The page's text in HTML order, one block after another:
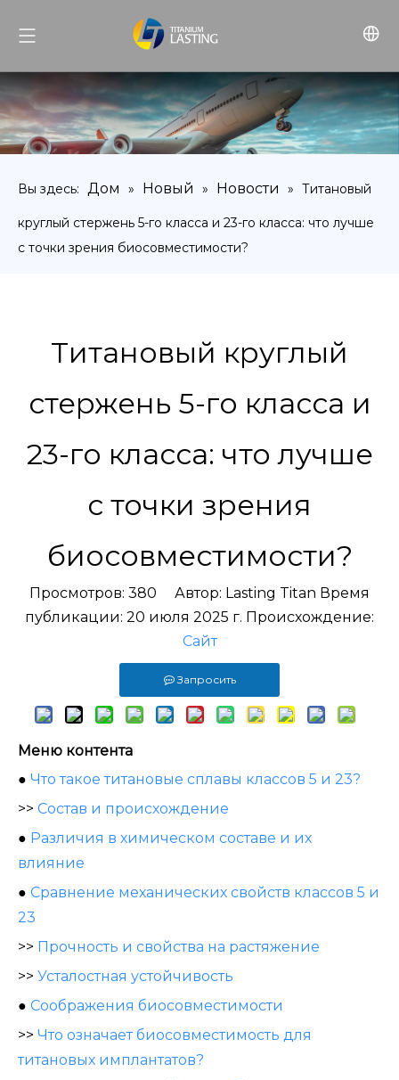
Вы здесь: Дом » Новый » Новости » Титановый
круглый стержень 5-го класса и 23-го класса: что лучше
с точки зрения биосовместимости?
Титановый круглый
стержень 5-го класса и
23-го класса: что лучше
с точки зрения
биосовместимости?
Просмотров: 380 Автор: Lasting Titan Время
публикации: 20 июля 2025 г. Происхождение:
Сайт
Запросить
Меню контента
● Что такое титановые сплавы классов 5 и 23?
>> Состав и происхождение
● Различия в химическом составе и их
влияние
● Сравнение механических свойств классов 5 и
23
>> Прочность и свойства на растяжение
>> Усталостная устойчивость
● Соображения биосовместимости
>> Что означает биосовместимость для
титановых имплантатов?